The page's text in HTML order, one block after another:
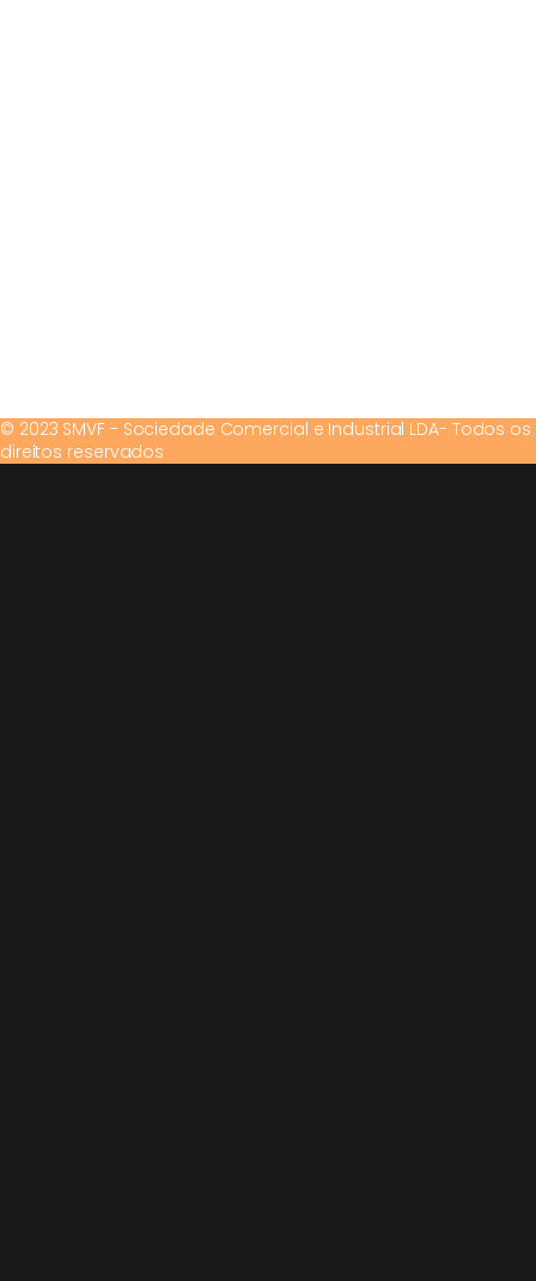
© 2023 SMVF - Sociedade Comercial e Industrial LDA- Todos os
direitos reservados